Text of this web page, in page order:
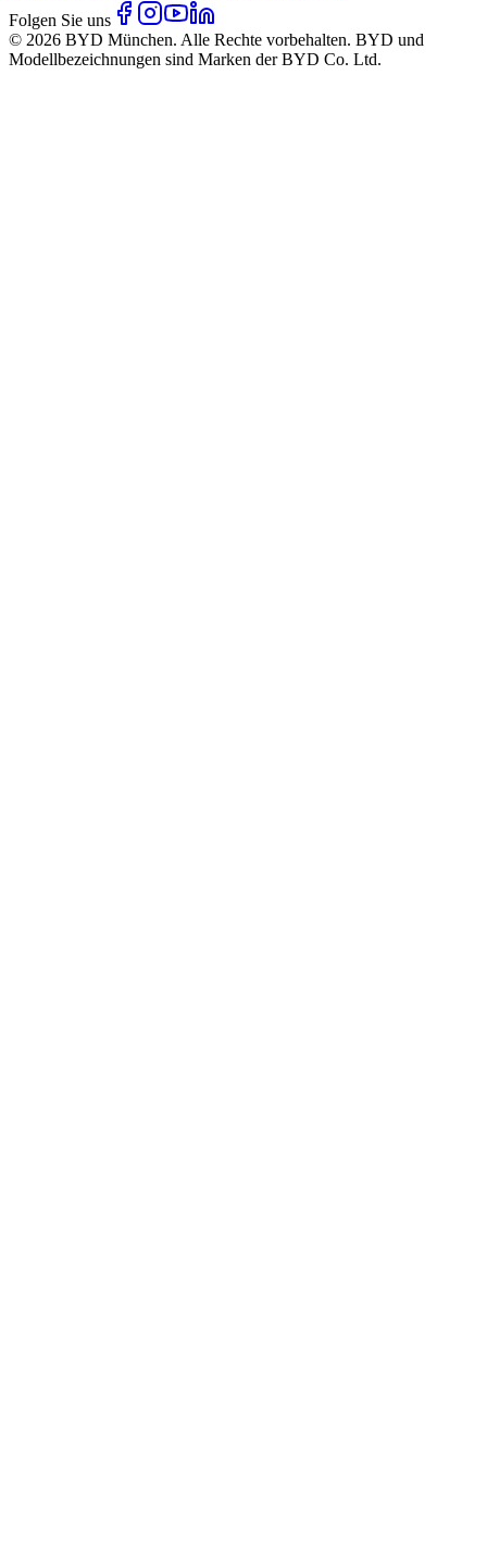
Folgen Sie uns
© 2026 BYD München. Alle Rechte vorbehalten. BYD und
Modellbezeichnungen sind Marken der BYD Co. Ltd.